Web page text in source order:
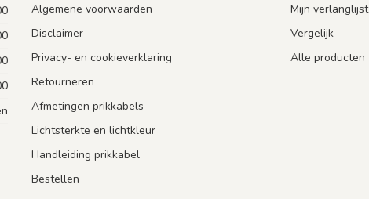
Algemene voorwaarden
Disclaimer
Privacy- en cookieverklaring
Retourneren
Afmetingen prikkabels
Lichtsterkte en lichtkleur
Handleiding prikkabel
Bestellen
Mijn verlanglijst
Vergelijk
Alle producten